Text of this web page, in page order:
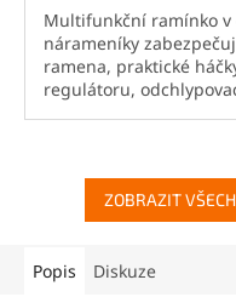
Multifunkční ramínko v
nárameníky
ramena, praktické
regulátoru,
ZOBRAZIT
Popis Diskuze